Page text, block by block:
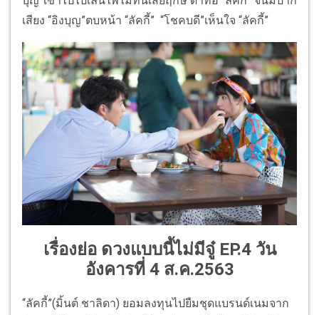
เสียง “อิงบุญ”ตบหน้า “ลัคกี้” “โชคบดี”เห็นใจ “ลัคกี้”
เรื่องย่อ ดวงแบบนี้ไม่มีจู๋ EP.4 วัน
อังคารที่ 4 ส.ค.2563
“ลัคกี้”(มิ้นต์ ชาลิดา) ยอมลงทุนไปยืมชุดแบรนด์เนมจาก